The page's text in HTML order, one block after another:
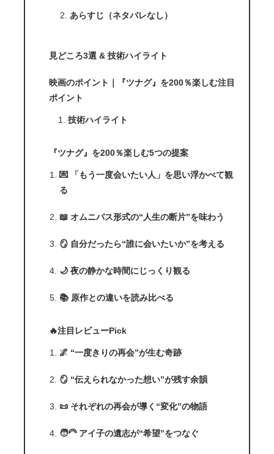
あらすじ（ネタバレなし）
見どころ3選 & 技術ハイライト
映画のポイント｜『ツナグ』を200％楽しむ注目
ポイント
技術ハイライト
『ツナグ』を200％楽しむ5つの提案
💌 「もう一度会いたい人」を思い浮かべて観
る
📖 オムニバス形式の“人生の断片”を味わう
🪞 自分だったら“誰に会いたいか”を考える
🌙 夜の静かな時間にじっくり観る
📚 原作との違いを読み比べる
🔥注目レビューPick
🌌 “一度きりの再会”が生む奇跡
🪞 “伝えられなかった想い”が残す余韻
📜 それぞれの再会が導く“変化”の物語
🧑‍🦳 アイ子の遺志が“希望”をつなぐ